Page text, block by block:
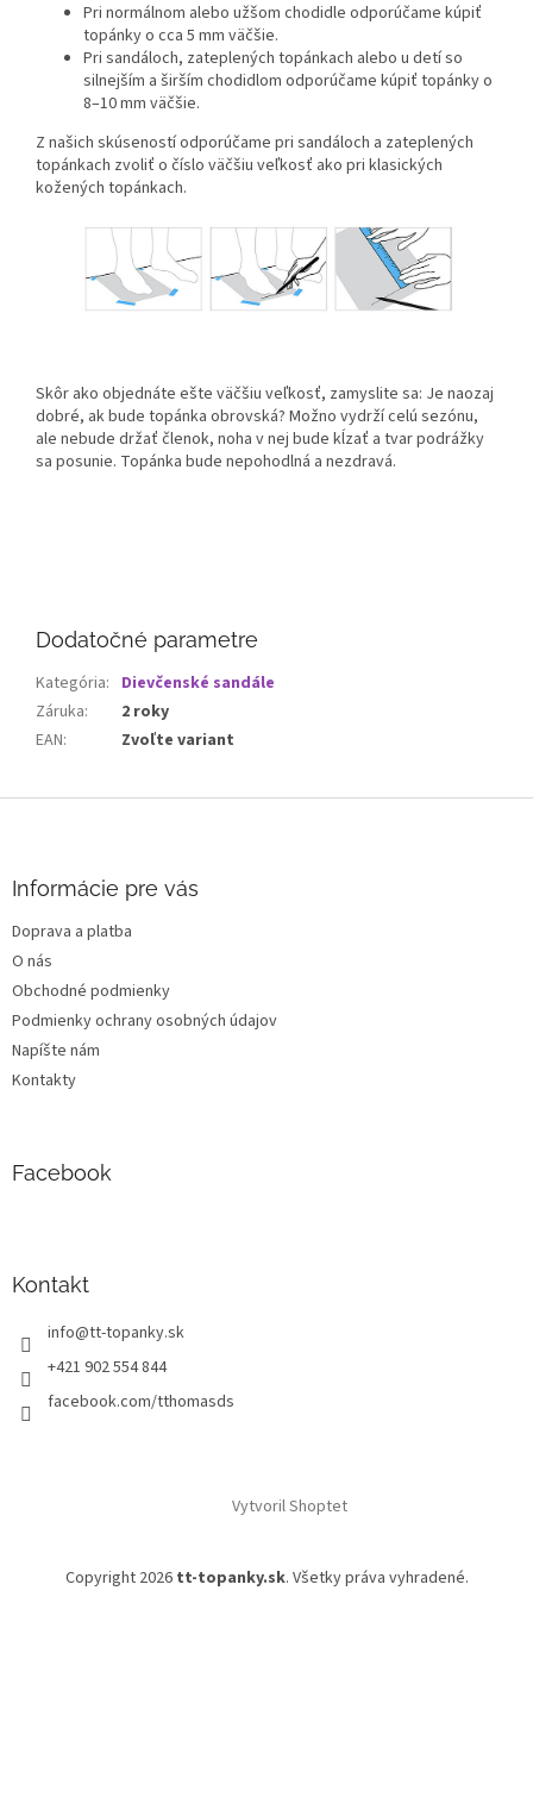
Pri normálnom alebo užšom chodidle odporúčame kúpiť
topánky o cca 5 mm väčšie.
Pri sandáloch, zateplených topánkach alebo u detí so
silnejším a širším chodidlom odporúčame kúpiť topánky o
8–10 mm väčšie.
Z našich skúseností odporúčame pri sandáloch a zateplených
topánkach zvoliť o číslo väčšiu veľkosť ako pri klasických
kožených topánkach.
Skôr ako objednáte ešte väčšiu veľkosť, zamyslite sa: Je naozaj
dobré, ak bude topánka obrovská? Možno vydrží celú sezónu,
ale nebude držať členok, noha v nej bude kĺzať a tvar podrážky
sa posunie. Topánka bude nepohodlná a nezdravá.
Dodatočné parametre
Kategória: Dievčenské sandále
Záruka:
2 roky
EAN: Zvoľte variant
e
Informácie pre vás
Doprava a platba
O nás
Obchodné podmienky
Podmienky ochrany osobných údajov
Napíšte nám
Kontakty
Facebook
Kontakt
info@tt-topanky.sk
+421 902 554 844
facebook.com/tthomasds
Vytvoril Shoptet
Copyright 2026 tt-topanky.sk. Všetky práva vyhradené.